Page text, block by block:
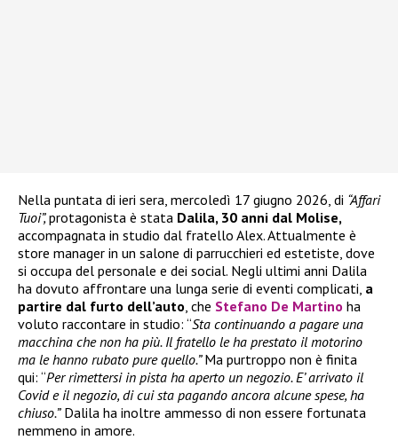
Nella puntata di ieri sera, mercoledì 17 giugno 2026, di “Affari
Tuoi”,protagonista è stata Dalila, 30 anni dal Molise,
accompagnata in studio dal fratello Alex. Attualmente è
store manager in un salone di parrucchieri ed estetiste, dove
si occupa del personale e dei social. Negli ultimi anni Dalila
ha dovuto affrontare una lunga serie di eventi complicati, a
partire dal furto dell’auto , che Stefano De Martino ha
voluto raccontare in studio: “Sta continuando a pagare una
macchina che non ha più. Il fratello le ha prestato il motorino
ma le hanno rubato pure quello.”Ma purtroppo non è finita
qui: “Per rimettersi in pista ha aperto un negozio. E’ arrivato il
Covid e il negozio, di cui sta pagando ancora alcune spese, ha
chiuso.”Dalila ha inoltre ammesso di non essere fortunata
nemmeno in amore.